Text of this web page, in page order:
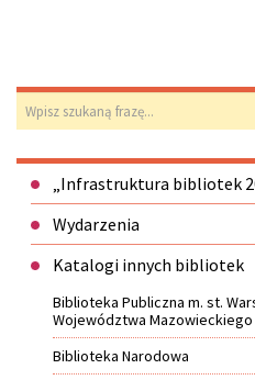
Wyszukiwarka
Menu„Infrastruktura bibliotek
Wydarzenia
Katalogi innych bibliotek
Biblioteka Publiczna m. st.
Województwa Mazowieckiego
Biblioteka Narodowa